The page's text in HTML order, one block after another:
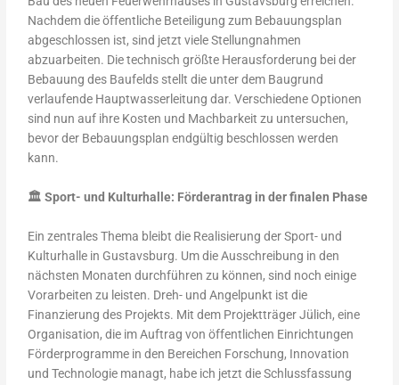
Nachdem die öffentliche Beteiligung zum Bebauungsplan
abgeschlossen ist, sind jetzt viele Stellungnahmen
abzuarbeiten. Die technisch größte Herausforderung bei der
Bebauung des Baufelds stellt die unter dem Baugrund
verlaufende Hauptwasserleitung dar. Verschiedene Optionen
sind nun auf ihre Kosten und Machbarkeit zu untersuchen,
bevor der Bebauungsplan endgültig beschlossen werden
kann.
🏛️ Sport- und Kulturhalle: Förderantrag in der finalen Phase
Ein zentrales Thema bleibt die Realisierung der Sport- und
Kulturhalle in Gustavsburg. Um die Ausschreibung in den
nächsten Monaten durchführen zu können, sind noch einige
Vorarbeiten zu leisten. Dreh- und Angelpunkt ist die
Finanzierung des Projekts. Mit dem Projektträger Jülich, eine
Organisation, die im Auftrag von öffentlichen Einrichtungen
Förderprogramme in den Bereichen Forschung, Innovation
und Technologie managt, habe ich jetzt die Schlussfassung